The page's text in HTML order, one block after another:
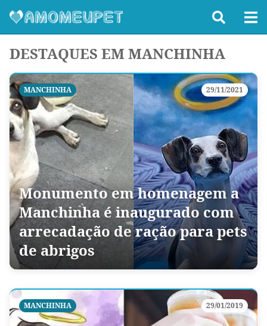
DESTAQUES EM MANCHINHA
MANCHINHA 29/11/2021
Monumento em homenagem a
Manchinha é inaugurado com
arrecadação de ração para pets
de abrigos
MANCHINHA 29/01/2019